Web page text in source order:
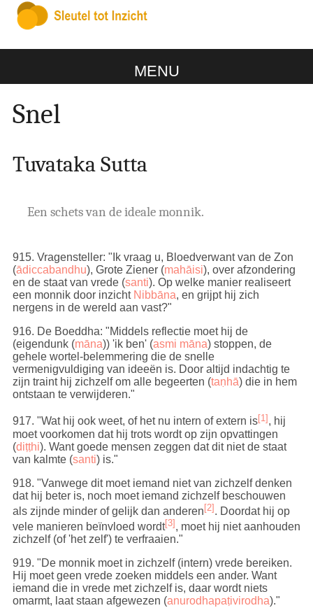
MENU
Snel
Tuvataka Sutta
Een schets van de ideale monnik.
915. Vragensteller: "Ik vraag u, Bloedverwant van de Zon
(ādiccabandhu), Grote Ziener (mahāisi), over afzondering
en de staat van vrede (santi). Op welke manier realiseert
een monnik door inzicht Nibbāna, en grijpt hij zich
nergens in de wereld aan vast?"
916. De Boeddha: "Middels reflectie moet hij de
(eigendunk (māna)) 'ik ben' (asmi māna) stoppen, de
gehele wortel-belemmering die de snelle
vermenigvuldiging van ideeën is. Door altijd indachtig te
zijn traint hij zichzelf om alle begeerten (taṇhā) die in hem
ontstaan te verwijderen."
917. "Wat hij ook weet, of het nu intern of extern is[1], hij
moet voorkomen dat hij trots wordt op zijn opvattingen
(diṭṭhi). Want goede mensen zeggen dat dit niet de staat
van kalmte (santi) is."
918. "Vanwege dit moet iemand niet van zichzelf denken
dat hij beter is, noch moet iemand zichzelf beschouwen
als zijnde minder of gelijk dan anderen[2]. Doordat hij op
vele manieren beïnvloed wordt[3] , moet hij niet aanhouden
zichzelf (of 'het zelf') te verfraaien."
919. "De monnik moet in zichzelf (intern) vrede bereiken.
Hij moet geen vrede zoeken middels een ander. Want
iemand die in vrede met zichzelf is, daar wordt niets
omarmt, laat staan afgewezen (anurodhapaṭivirodha)."